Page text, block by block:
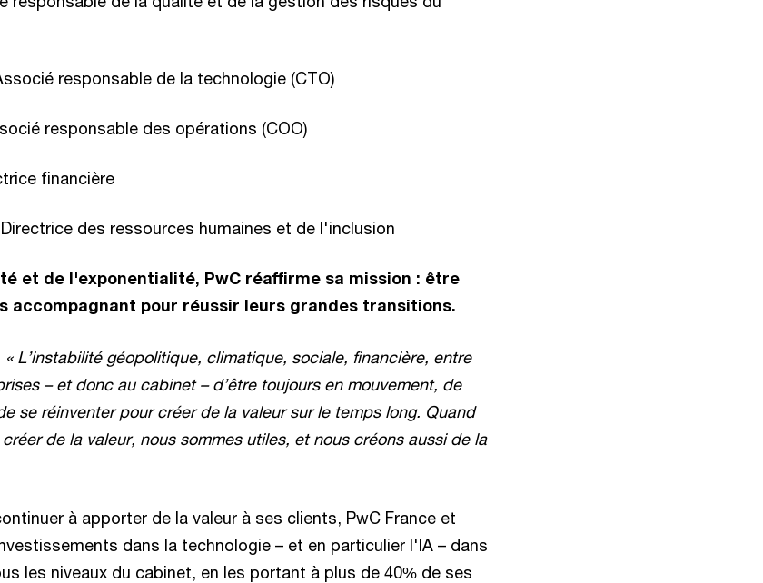
responsable de la technologie (CTO)
responsable des opérations (COO)
financière
des ressources humaines et de l'inclusion
et de l'exponentialité, PwC réaffirme sa mission : être
accompagnant pour réussir leurs grandes transitions.
« L’instabilité géopolitique, climatique, sociale, financière, entre
– et donc au cabinet – d’être toujours en mouvement, de
se réinventer pour créer de la valeur sur le temps long. Quand
de la valeur, nous sommes utiles, et nous créons aussi de la
à apporter de la valeur à ses clients, PwC France et
dans la technologie – et en particulier l'IA – dans
les niveaux du cabinet, en les portant à plus de 40% de ses